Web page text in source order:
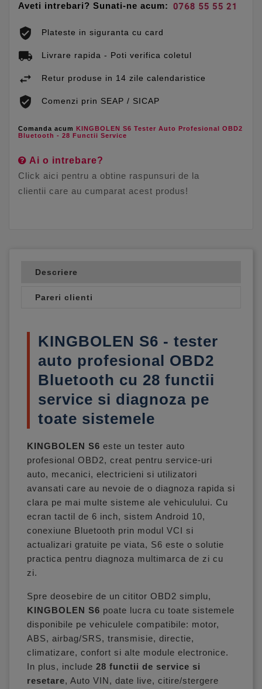
Aveti intrebari? Sunati-ne acum:
Plateste in siguranta cu card
Livrare rapida - Poti verifica coletul
Retur produse in 14 zile calendaristice
Comenzi prin SEAP / SICAP
Comanda acum KINGBOLEN S6 Tester Auto Profesional OBD2
Bluetooth - 28 Functii Service
Ai o intrebare?
Click aici pentru a obtine raspunsuri de la
clientii care au cumparat acest produs!
Descriere
Pareri clienti
KINGBOLEN S6 - tester
auto profesional OBD2
Bluetooth cu 28 functii
service si diagnoza pe
toate sistemele
KINGBOLEN S6 este un tester auto
profesional OBD2, creat pentru service-uri
auto, mecanici, electricieni si utilizatori
avansati care au nevoie de o diagnoza rapida si
clara pe mai multe sisteme ale vehiculului. Cu
ecran tactil de 6 inch, sistem Android 10,
conexiune Bluetooth prin modul VCI si
actualizari gratuite pe viata, S6 este o solutie
practica pentru diagnoza multimarca de zi cu
zi.
Spre deosebire de un cititor OBD2 simplu,
KINGBOLEN S6 poate lucra cu toate sistemele
disponibile pe vehiculele compatibile: motor,
ABS, airbag/SRS, transmisie, directie,
climatizare, confort si alte module electronice.
In plus, include 28 functii de service si
resetare, Auto VIN, date live, citire/stergere